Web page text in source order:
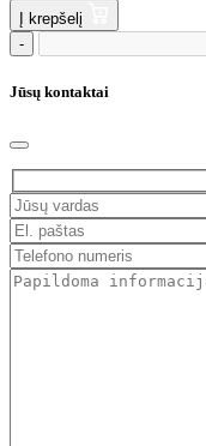
Į krepšelį
-
Jūsų kontaktai